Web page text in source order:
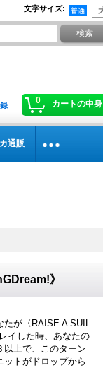
文字サイズ:
0 カートの中身
通販
》
たが〈RAISE A SUIL
イした時、あなたの
以上で、このターン
ットがドロップから